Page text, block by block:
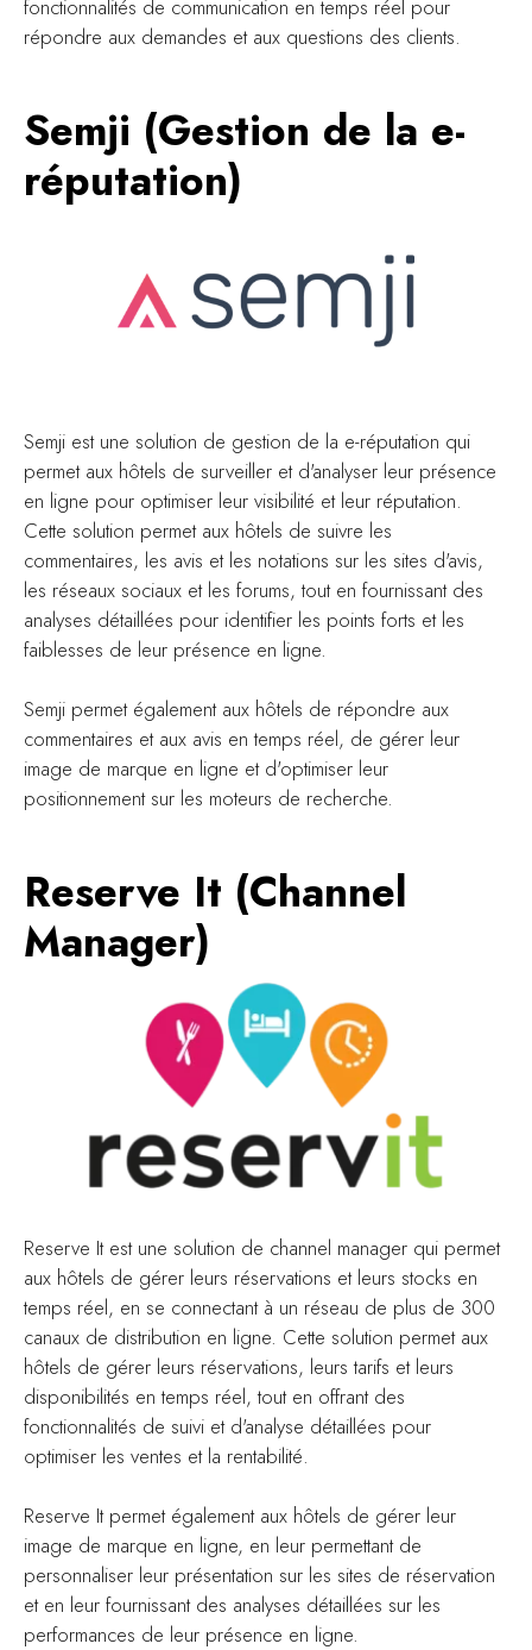
fonctionnalités de communication en temps réel pour
répondre aux demandes et aux questions des clients.
Semji (Gestion de la e-
réputation)
Semji est une solution de gestion de la e-réputation qui
permet aux hôtels de surveiller et d'analyser leur présence
en ligne pour optimiser leur visibilité et leur réputation.
Cette solution permet aux hôtels de suivre les
commentaires, les avis et les notations sur les sites d'avis,
les réseaux sociaux et les forums, tout en fournissant des
analyses détaillées pour identifier les points forts et les
faiblesses de leur présence en ligne.
Semji permet également aux hôtels de répondre aux
commentaires et aux avis en temps réel, de gérer leur
image de marque en ligne et d'optimiser leur
positionnement sur les moteurs de recherche.
Reserve It (Channel
Manager)
Reserve It est une solution de channel manager qui permet
aux hôtels de gérer leurs réservations et leurs stocks en
temps réel, en se connectant à un réseau de plus de 300
canaux de distribution en ligne. Cette solution permet aux
hôtels de gérer leurs réservations, leurs tarifs et leurs
disponibilités en temps réel, tout en offrant des
fonctionnalités de suivi et d'analyse détaillées pour
optimiser les ventes et la rentabilité.
Reserve It permet également aux hôtels de gérer leur
image de marque en ligne, en leur permettant de
personnaliser leur présentation sur les sites de réservation
et en leur fournissant des analyses détaillées sur les
performances de leur présence en ligne.